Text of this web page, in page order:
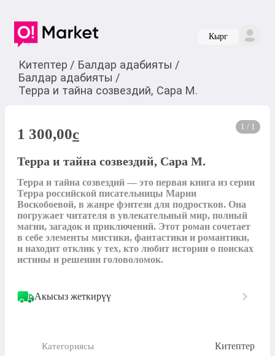
Кырг
Китептер / Балдар адабияты /
Балдар адабияты /
Терра и тайна созвездий, Сара М.
1 / 1
1 300,00c
Терра и тайна созвездий, Сара М.
Терра и тайна созвездий — это первая книга из серии
Терра российской писательницы Марии
Воскобоевой, в жанре фэнтези для подростков. Она
погружает читателя в увлекательный мир, полный
магии, загадок и приключений. Этот роман сочетает
в себе элементы мистики, фантастики и романтики,
и находит отклик у тех, кто любит истории о поисках
истины и решении головоломок.
Акысыз жеткирүү
Категориясы Китептер